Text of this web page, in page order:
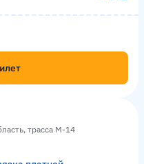
трасса М-14